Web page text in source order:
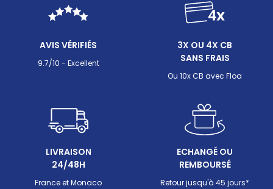
AVIS VÉRIFIÉS
9.7/10 - Excellent
3X OU 4X CB
SANS FRAIS
Ou 10x CB avec Floa
LIVRAISON
24/48H
France et Monaco
ECHANGÉ OU
REMBOURSÉ
Retour jusqu'à 45 jours*